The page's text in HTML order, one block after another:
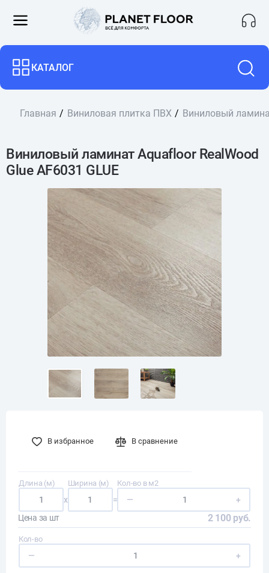
КАТАЛОГ
Главная Виниловая плитка ПВХ Виниловый
Виниловый ламинат Aquafloor RealWood
Glue AF6031 GLUE
В избранное В сравнение
Длина (м)
x
Ширина (м)
=
Кол-во в м2
—
+
Цена за шт
2 100 руб.
Кол-во
— +